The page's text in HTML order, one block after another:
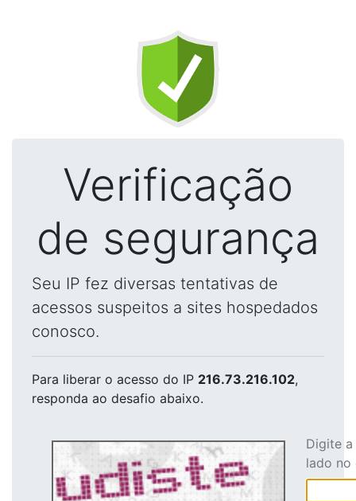
Verificação
de segurança
Seu IP fez diversas tentativas de
acessos suspeitos a sites hospedados
conosco.
Para liberar o acesso do IP 216.73.216.102,
responda ao desafio abaixo.
Digite
lado no